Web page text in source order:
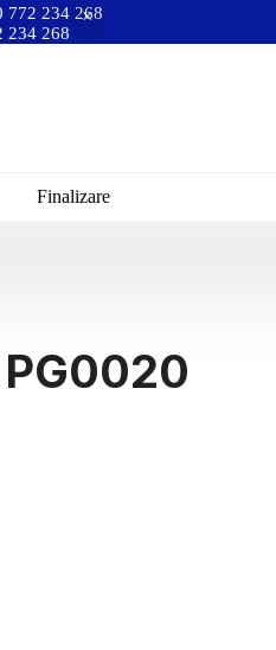
772 234 268
234 268
Finalizare